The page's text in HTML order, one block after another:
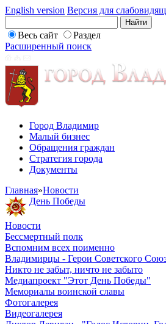
English version Версия для
Весь сайт
Раздел
Расширенный поиск
Город Владимир
Малый бизнес
Обращения граждан
Стратегия города
Документы
Главная»Новости
День Победы
Новости
Бессмертный полк
Вспомним всех поименно
Владимирцы - Герои Советского
Никто не забыт, ничто не забыто
Медиапроект "Этот День Победы"
Мемориалы воинской славы
Фотогалерея
Видеогалерея